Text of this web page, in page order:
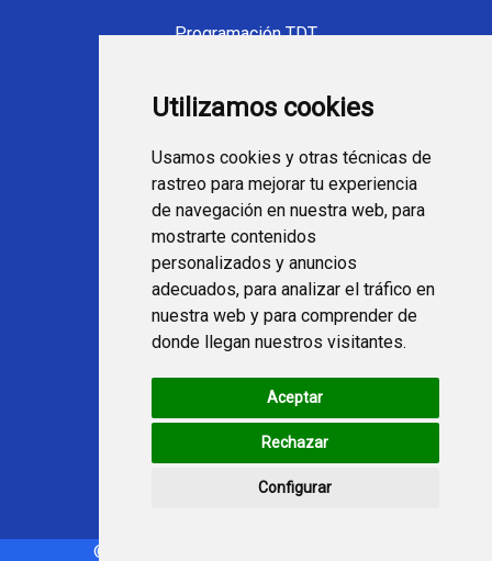
Utilizamos cookies
Usamos cookies y otras técnicas de
rastreo para mejorar tu experiencia
de navegación en nuestra web, para
mostrarte contenidos
personalizados y anuncios
adecuados, para analizar el tráfico en
nuestra web y para comprender de
donde llegan nuestros visitantes.
Aceptar
Rechazar
Configurar
Programación TDT
Ver TV Online
Fútbol en la tele
Programación en TV
Webs Programa TV
programatv.es
spaintechblog.com
Redes Sociales
© Copyright 2021-2024 - programatv.es